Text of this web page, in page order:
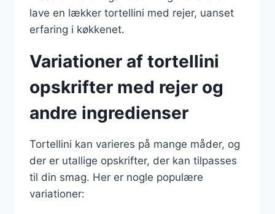
lave en lækker tortellini med rejer, uanset
erfaring i køkkenet.
Variationer af tortellini
opskrifter med rejer og
andre ingredienser
Tortellini kan varieres på mange måder, og
der er utallige opskrifter, der kan tilpasses
til din smag. Her er nogle populære
variationer: